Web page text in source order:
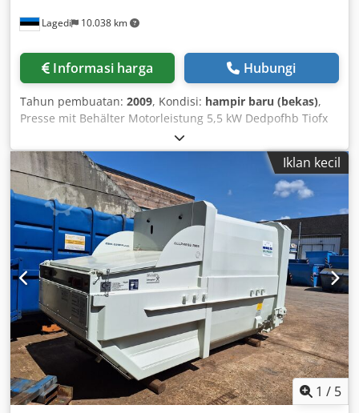
side) No. 2 dowel magazines for automatic dowel insertion
Lagedi 10.038 km
Informasi harga Hubungi
Tahun pembuatan: 2009, Kondisi: hampir baru (bekas),
Presse mit Behälter Motorleistung 5,5 kW Dedpofhb Tiofx
Iklan kecil
1 / 5